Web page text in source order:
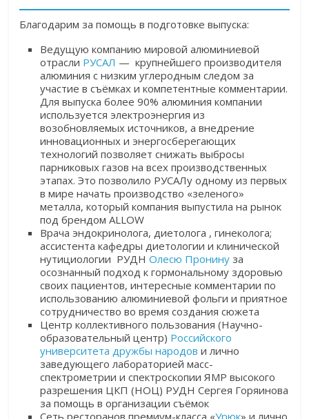
Благодарим за помощь в подготовке выпуска:
Ведущую компанию мировой алюминиевой
отрасли РУСАЛ — крупнейшего производителя
алюминия с низким углеродным следом за
участие в съёмках и компетентные комментарии.
Для выпуска более 90% алюминия компании
используется электроэнергия из
возобновляемых источников, а внедрение
инновационных и энергосберегающих
технологий позволяет снижать выбросы
парниковых газов на всех производственных
этапах. Это позволило РУСАЛу одному из первых
в мире начать производство «зеленого»
металла, который компания выпустила на рынок
под брендом ALLOW
Врача эндокринолога, диетолога , гинеколога;
ассистента кафедры диетологии и клинической
нутициологии РУДНОлесю Пронину за
осознанный подход к гормональному здоровью
своих пациентов, интересные комментарии по
использованию алюминиевой фольги и приятное
сотрудничество во время создания сюжета
Центр коллективного пользования (Научно-
образовательный центр) Российского
университета дружбы народов и лично
заведующего лабораторией масс-
спектрометрии и спектроскопии ЯМР высокого
разрешения ЦКП (НОЦ) РУДН Сергея Горяинова
за помощь в организации съёмок
Сеть ресторанов премиум-класса «Урюк» и лично